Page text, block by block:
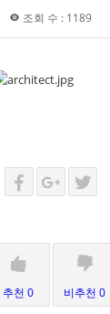
조회 수 : 1189
추천 0 비추천 0